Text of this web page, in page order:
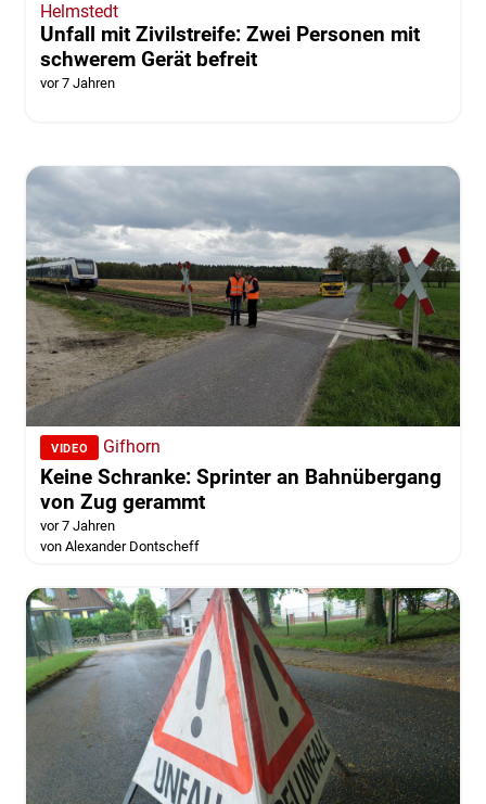
Helmstedt
Unfall mit Zivilstreife: Zwei Personen mit
schwerem Gerät befreit
vor 7 Jahren
VIDEO Gifhorn
Keine Schranke: Sprinter an Bahnübergang
von Zug gerammt
vor 7 Jahren
von Alexander Dontscheff